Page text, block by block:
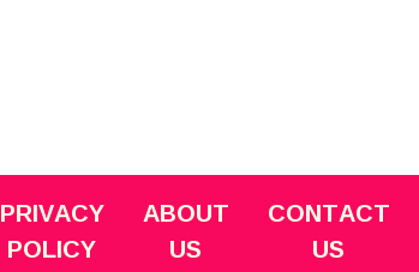
PRIVACY
POLICY
ABOUT
US
CONTACT
US